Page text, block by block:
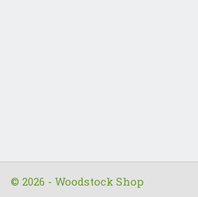
© 2026 - Woodstock Shop